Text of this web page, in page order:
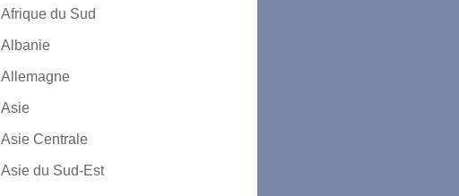
Afrique du Sud
Albanie
Allemagne
Asie
Asie Centrale
Asie du Sud-Est